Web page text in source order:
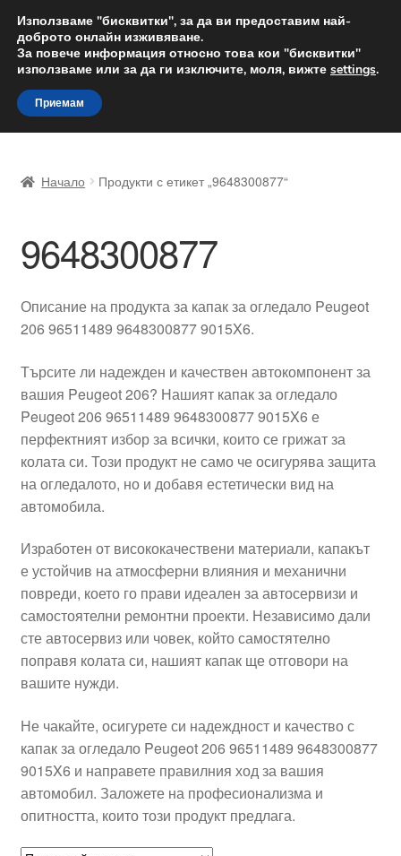
ДОСТАВКА от 12 лв.
Доставка по целия свят
Skip
to
navigation
Skip
to
content
Доставка по целия свят
Жалби
Количка
Контакт
Моята сметка
Плащанията
Правила и условия
Процедура за рекламации
Разгледайте
Транспорт
Начало Продукти с етикет „9648300877“
9648300877
Описание на продукта за капак за огледало Peugeot
206 96511489 9648300877 9015X6.
Търсите ли надежден и качествен автокомпонент за
вашия Peugeot 206? Нашият капак за огледало
Peugeot 206 96511489 9648300877 9015X6 е
перфектният избор за всички, които се грижат за
колата си. Този продукт не само че осигурява защита
на огледалото, но и добавя естетически вид на
автомобила.
Изработен от висококачествени материали, капакът
е устойчив на атмосферни влияния и механични
повреди, което го прави идеален за автосервизи и
самостоятелни ремонтни проекти. Независимо дали
сте автосервиз или човек, който самостятелно
поправя колата си, нашият капак ще отговори на
вашите нужди.
Не чакайте, осигурете си надеждност и качество с
капак за огледало Peugeot 206 96511489 9648300877
9015X6 и направете правилния ход за вашия
автомобил. Заложете на професионализма и
опитността, които този продукт предлага.
Използваме "бисквитки", за да ви предоставим най-
доброто онлайн изживяване.
За повече информация относно това кои "бисквитки"
използваме или за да ги изключите, моля, вижте settings.
Приемам